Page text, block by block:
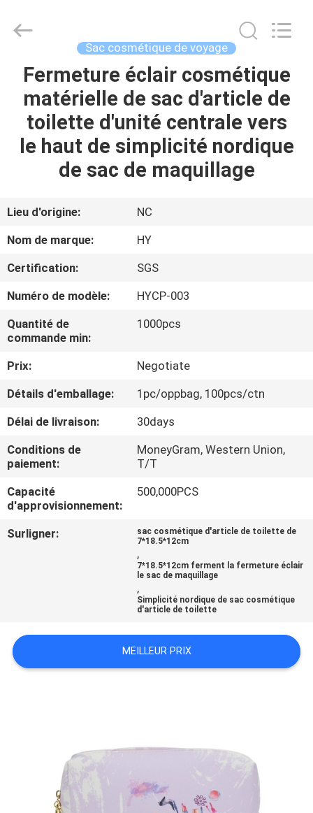
MAISON
PRODUITS
À
PROPOS
DE
VISITE
L'USINE
CONTRÔLE
DE
LA
QUALITÉ
NOUS
DEMANDEZ
UN
toilette
Dongguan
Art&Crafts
ECER
Sac cosmétique de voyage
Fermeture éclair cosmétique
matérielle de sac d'article de
toilette d'unité centrale vers
le haut de simplicité nordique
de sac de maquillage
Lieu d'origine:
NC
Nom de marque:
HY
Certification:
SGS
Numéro de modèle:
HYCP-003
Quantité de
commande min:
1000pcs
Prix:
Negotiate
Détails d'emballage:
1pc/oppbag, 100pcs/ctn
Délai de livraison:
30days
Conditions de
paiement:
MoneyGram, Western Union,
T/T
Capacité
d'approvisionnement:
500,000PCS
Surligner:
sac cosmétique d'article de toilette de
7*18.5*12cm
,
7*18.5*12cm ferment la fermeture éclair
le sac de maquillage
,
Simplicité nordique de sac cosmétique
d'article de toilette
MEILLEUR PRIX